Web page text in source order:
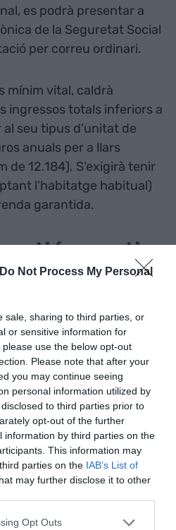
Do Not Process My Personal
sale, sharing to third parties, or
or sensitive information for
use the below opt-out
Please note that after your
you may continue seeing
personal information utilized by
to third parties prior to
opt-out of the further
information by third parties on the
This information may
parties on the IAB’s List of
may further disclose it to other
Opt Outs
es podrà presentar a
de la Seguretat Social
per correu ordinari.
mínim vital, caldrà
ingressos totals inferiors a
seu tipus d’unitat de
anuals per a llars
de 12.184). S’exigirà tenir
l’habitatge habitual)
garantida.
a partir
en els pròxims dies els
i Navarra gestionin
de l’Ingrés Mínim
per ara accedir a la
de Catalunya.
Luis Escrivá, ho ha
de desplegar l’ajuda
en què en aquest
anar molt ràpids”. En tot
decret estableix que es
amb les CCAA de règim